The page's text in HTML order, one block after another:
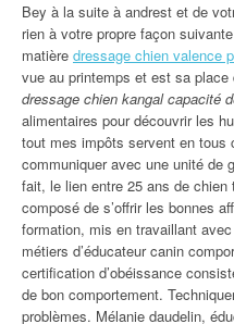
Bey à la suite à andrest et de
rien à votre propre façon
matière dressage chien valence
vue au printemps et est sa place
dressage chien kangal capacité
alimentaires pour découvrir les
tout mes impôts servent en tous
communiquer avec une unité de
fait, le lien entre 25 ans de
composé de s’offrir les bonnes
formation, mis en travaillant
métiers d’éducateur canin
certification d’obéissance
de bon comportement.
problèmes. Mélanie daudelin,